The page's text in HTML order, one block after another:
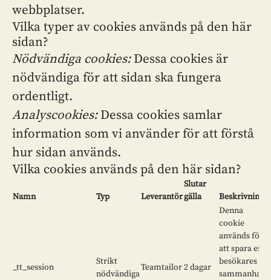
webbplatser.
Vilka typer av cookies används på den här
sidan?
Nödvändiga cookies:Dessa cookies är
nödvändiga för att sidan ska fungera
ordentligt.
Analyscookies:Dessa cookies samlar
information som vi använder för att förstå
hur sidan används.
Vilka cookies används på den här sidan?
Namn Typ Leverantör
Slutar
gälla
Beskrivning
_tt_session
Strikt
nödvändiga
Teamtailor2 dagar
Denna
cookie
används för
att spara en
besökares
sammanhang